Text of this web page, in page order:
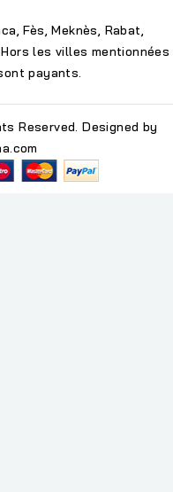
Fès, Meknès, Rabat,
les villes mentionnées
payants.
Reserved. Designed by